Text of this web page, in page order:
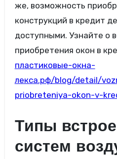
же, возможность
конструкций в кредит
доступными. Узнайте о
приобретения окон в
пластиковые-окна-
лекса.рф/blog/detail/
priobreteniya-okon-v-
Типы
систем